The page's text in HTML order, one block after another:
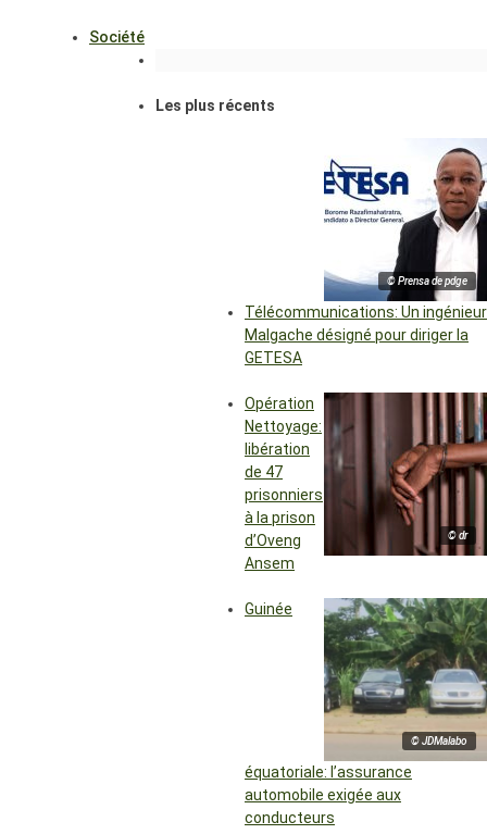
Société
Les plus récents
© Prensa de pdge
Télécommunications: Un ingénieur
Malgache désigné pour diriger la
GETESA
© dr
Opération
Nettoyage:
libération
de 47
prisonniers
à la prison
d’Oveng
Ansem
© JDMalabo
Guinée
équatoriale: l’assurance
automobile exigée aux
conducteurs